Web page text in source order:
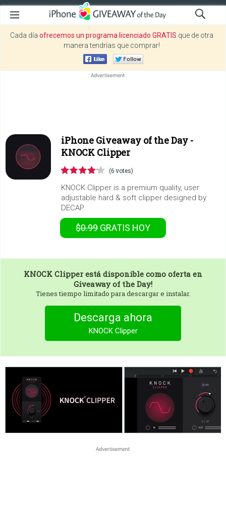
Cada día ofrecemos un programa licenciado GRATIS que de otra
manera tendrías que comprar!
iPhone Giveaway of the Day -
KNOCK Clipper
(6 votes)
KNOCK Clipper is a premium quality, user
adjustable hard & soft clipper designed by
DECAP.
$0.99 GRATIS HOY
KNOCK Clipper está disponible como oferta en
Giveaway of the Day!
Tienes tiempo limitado para descargar e instalar.
Descarga ahora
KNOCK Clipper